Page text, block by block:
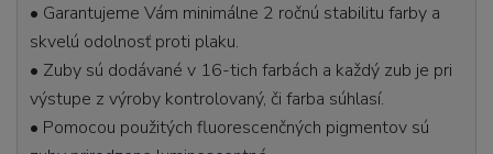
• Garantujeme Vám minimálne 2 ročnú stabilitu farby a
skvelú odolnosť proti plaku.
• Zuby sú dodávané v 16-tich farbách a každý zub je pri
výstupe z výroby kontrolovaný, či farba súhlasí.
• Pomocou použitých fluorescenčných pigmentov sú